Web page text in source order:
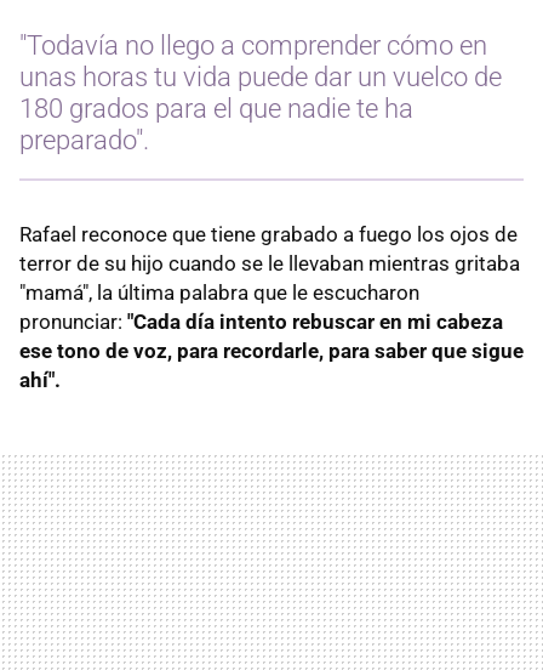
"Todavía no llego a comprender cómo en
unas horas tu vida puede dar un vuelco de
180 grados para el que nadie te ha
preparado".
Rafael reconoce que tiene grabado a fuego los ojos de
terror de su hijo cuando se le llevaban mientras gritaba
"mamá", la última palabra que le escucharon
pronunciar: "Cada día intento rebuscar en mi cabeza
ese tono de voz, para recordarle, para saber que sigue
ahí".